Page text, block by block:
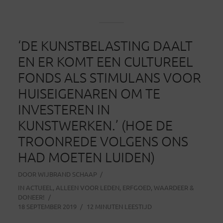
‘DE KUNSTBELASTING DAALT
EN ER KOMT EEN CULTUREEL
FONDS ALS STIMULANS VOOR
HUISEIGENAREN OM TE
INVESTEREN IN
KUNSTWERKEN.’ (HOE DE
TROONREDE VOLGENS ONS
HAD MOETEN LUIDEN)
DOOR WIJBRAND SCHAAP
IN ACTUEEL , ALLEEN VOOR LEDEN, ERFGOED, WAARDEER &
DONEER!
18 SEPTEMBER 2019
12 MINUTEN LEESTIJD